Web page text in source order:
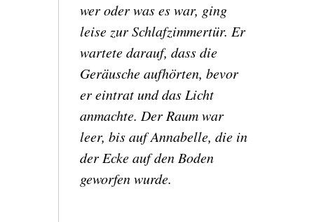
wer oder was es war, ging
leise zur Schlafzimmertür. Er
wartete darauf, dass die
Geräusche aufhörten, bevor
er eintrat und das Licht
anmachte. Der Raum war
leer, bis auf Annabelle, die in
der Ecke auf den Boden
geworfen wurde.